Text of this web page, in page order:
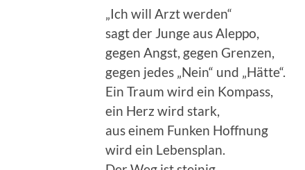
„Ich will Arzt werden“
sagt der Junge aus Aleppo,
gegen Angst, gegen Grenzen,
gegen jedes „Nein“ und „Hätte“.
Ein Traum wird ein Kompass,
ein Herz wird stark,
aus einem Funken Hoffnung
wird ein Lebensplan.